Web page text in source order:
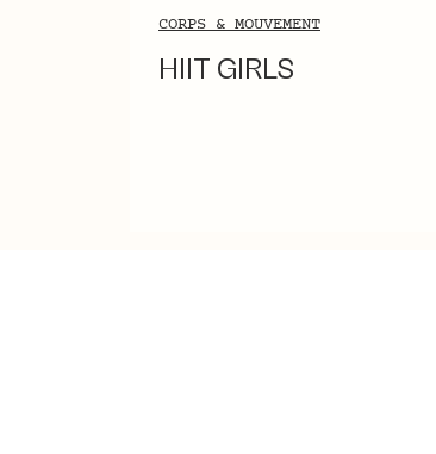
CORPS & MOUVEMENT
HIIT GIRLS